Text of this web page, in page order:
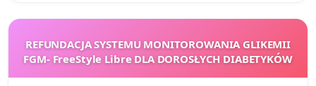
REFUNDACJA SYSTEMU MONITOROWANIA GLIKEMII
FGM- FreeStyle Libre DLA DOROSŁYCH DIABETYKÓW